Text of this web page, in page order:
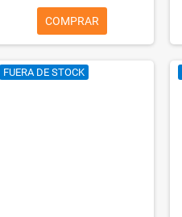
COMPRAR
FUERA DE STOCK